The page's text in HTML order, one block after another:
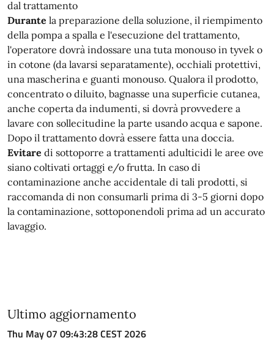
dal trattamento
Durante la preparazione della soluzione, il riempimento
della pompa a spalla e l'esecuzione del trattamento,
l'operatore dovrà indossare una tuta monouso in tyvek o
in cotone (da lavarsi separatamente), occhiali protettivi,
una mascherina e guanti monouso. Qualora il prodotto,
concentrato o diluito, bagnasse una superficie cutanea,
anche coperta da indumenti, si dovrà provvedere a
lavare con sollecitudine la parte usando acqua e sapone.
Dopo il trattamento dovrà essere fatta una doccia.
Evitare di sottoporre a trattamenti adulticidi le aree ove
siano coltivati ortaggi e/o frutta. In caso di
contaminazione anche accidentale di tali prodotti, si
raccomanda di non consumarli prima di 3-5 giorni dopo
la contaminazione, sottoponendoli prima ad un accurato
lavaggio.
Ultimo aggiornamento
Thu May 07 09:43:28 CEST 2026